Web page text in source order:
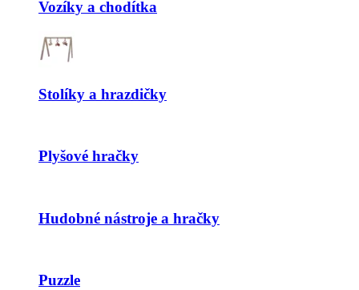
Vozíky a chodítka
Stolíky a hrazdičky
Plyšové hračky
Hudobné nástroje a hračky
Puzzle